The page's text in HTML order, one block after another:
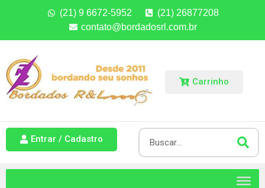
(21) 9 6672-5952
(21) 26877208
contato@bordadosrl.com.br
Carrinho
Entrar / Cadastro